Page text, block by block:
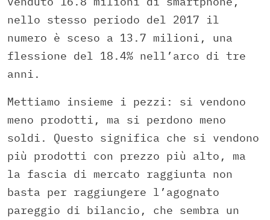
nello stesso periodo del 2017 il
numero è sceso a 13.7 milioni, una
flessione del 18.4% nell’arco di tre
anni.
Mettiamo insieme i pezzi: si vendono
meno prodotti, ma si perdono meno
soldi. Questo significa che si vendono
più prodotti con prezzo più alto, ma
la fascia di mercato raggiunta non
basta per raggiungere l’agognato
pareggio di bilancio, che sembra un